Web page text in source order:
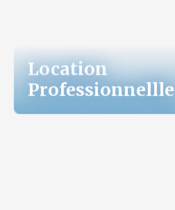
Location
Professionnellle